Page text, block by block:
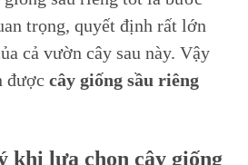
trọng, quyết định rất lớn
cả vườn cây sau này. Vậy
được cây giống sầu riêng
khi lựa chọn cây giống